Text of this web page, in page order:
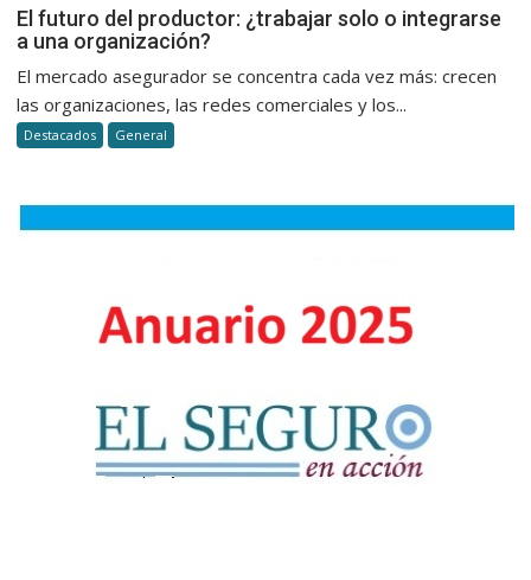
atención
cliente
El
El futuro del productor: ¿trabajar solo o integrarse
a una organización?
El mercado asegurador se concentra cada vez más: crecen
las organizaciones, las redes comerciales y los...
Destacados General